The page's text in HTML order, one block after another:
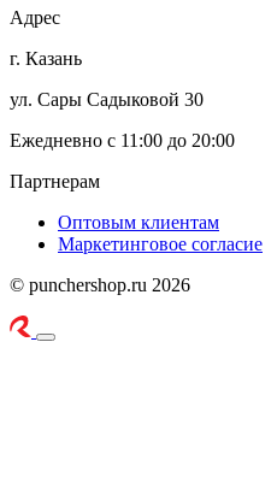
Адрес
г. Казань
ул. Сары Садыковой 30
Ежедневно с 11:00 до 20:00
Партнерам
Оптовым клиентам
Маркетинговое согласие
© punchershop.ru 2026